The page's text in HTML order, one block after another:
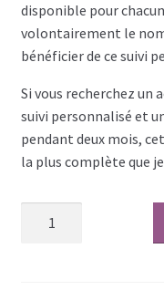
disponible pour
volontairement le
bénéficier de ce suivi
Si vous recherchez un
suivi personnalisé et
pendant deux mois,
la plus complète que